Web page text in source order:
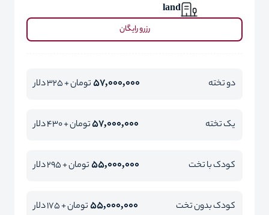
land
رزرو رایگان
دو تخته 57,000,000تومان + 325 دلار
یک تخته 57,000,000تومان + 430 دلار
کودک با تخت 55,000,000تومان + 295 دلار
کودک بدون تخت 55,000,000تومان + 175 دلار